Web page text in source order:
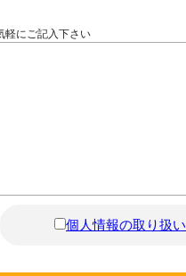
軽にご記入下さい
個人情報の取り扱い